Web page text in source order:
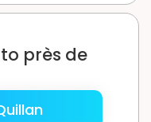
près de